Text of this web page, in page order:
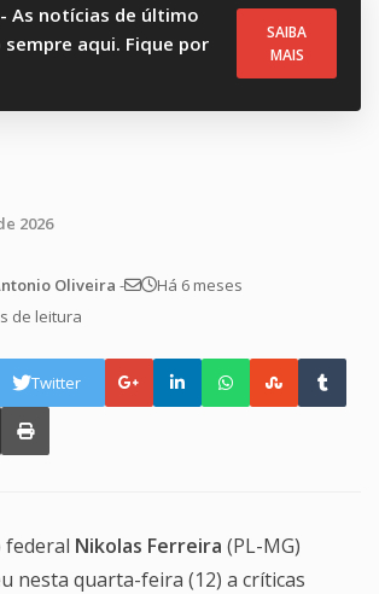
As notícias de último
aqui. Fique por
SAIBA
MAIS
2026
Oliveira -
Há 6 meses
de leitura
Twitter
federal Nikolas Ferreira (PL-MG)
nesta quarta-feira (12) a críticas